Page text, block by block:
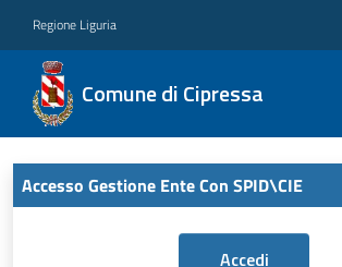
Regione Liguria
Comune di Cipressa
Accesso Gestione Ente Con SPID\CIE